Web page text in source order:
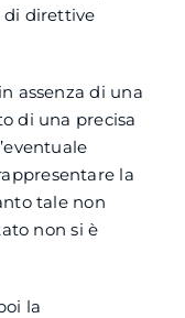
di direttive
assenza di una
di una precisa
la
tale non
non si è
la